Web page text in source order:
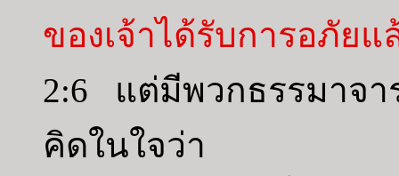
ของเจ้าได้รับการอภัยแ
2:6 แต่มีพวกธรรมาจ
คิดในใจว่า